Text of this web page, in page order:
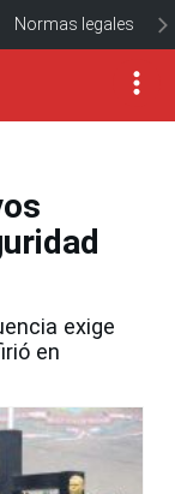
Normas legales
exige
en